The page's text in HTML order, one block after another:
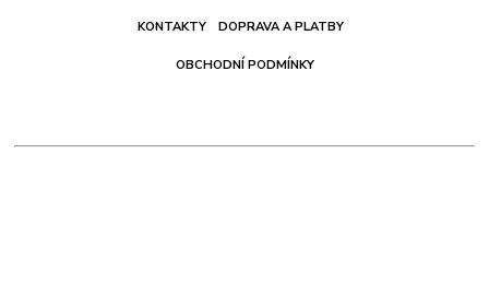
KONTAKTY DOPRAVA A PLATBY
OBCHODNÍ PODMÍNKY